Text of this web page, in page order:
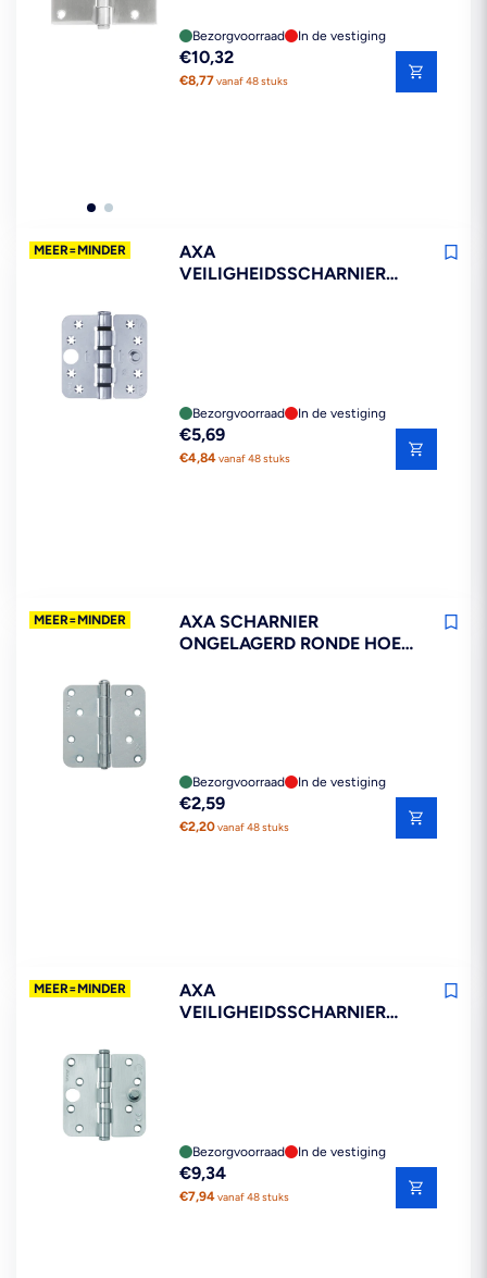
Bezorgvoorraad In de vestiging
Reguliere
prijs
€10,32
€8,77vanaf 48 stuks
MEER=MINDER
AXA
VEILIGHEIDSSCHARNIER
Bezorgvoorraad In de vestiging
Reguliere
prijs
€5,69
€4,84vanaf 48 stuks
MEER=MINDER
AXA SCHARNIER
ONGELAGERD RONDE HOEK
Bezorgvoorraad In de vestiging
Reguliere
prijs
€2,59
€2,20vanaf 48 stuks
MEER=MINDER
AXA
VEILIGHEIDSSCHARNIER
Bezorgvoorraad In de vestiging
Reguliere
prijs
€9,34
€7,94vanaf 48 stuks